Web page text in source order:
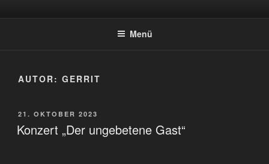
InhaltQUEERGOTTESDIENST-
Herzlich Willkommen bei queergottesdienst-saar.de – QueereChristen
Menü
AUTOR: GERRIT
VERÖFFENTLICHT
AM
21. OKTOBER 2023
Konzert „Der ungebetene Gast“